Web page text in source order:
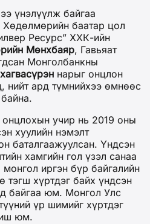
үнэлүүлж байгаа
баатар цол
Ресурс” ХХК-ийн
Мөнхбаяр, Гавьяат
Монголбанкны
нарыг онцлон
нийт ард түмнийхээ өмнөөс
учир нь 2019 оны
хуулийн нэмэлт
баталгаажуулсан. Үндсэн
хамгийн гол үзэл санаа
иргэн бүр байгалийн
тэгш хүртдэг байх үндсэн
байгаа юм. Монгол Улс
үр шимийг хүртдэг
юм.